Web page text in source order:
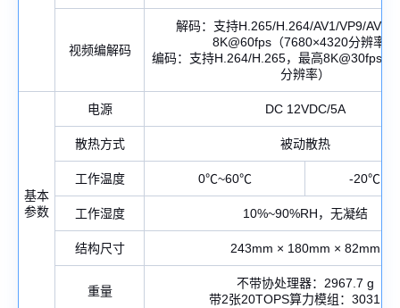
视频编解码
解码：支持H.265/H.264/AV1/VP9/AVS2
8K@60fps（7680×4320分辨率）
编码：支持H.264/H.265，最高8K@30fps（
分辨率）
基本
参数
电源 DC 12VDC/5A
散热方式 被动散热
工作温度 0℃~60℃ -20℃ ~
工作湿度 10%~90%RH，无凝结
结构尺寸 243mm × 180mm × 82mm
重量
不带协处理器：2967.7 g
带2张20TOPS算力模组：3031.2